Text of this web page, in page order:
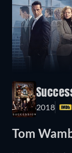
2018
Tom